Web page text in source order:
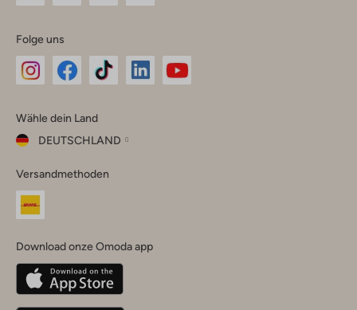
Folge uns
Instagram
Facebook
TikTok
Wähle dein Land
DEUTSCHLAND
dein
Land
Belgique(Français)
Deutschland
Versandmethoden
Download onze Omoda app